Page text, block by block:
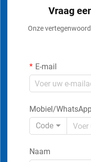
Vraag
Onze
E-mail
Mobiel/
Code
Naam